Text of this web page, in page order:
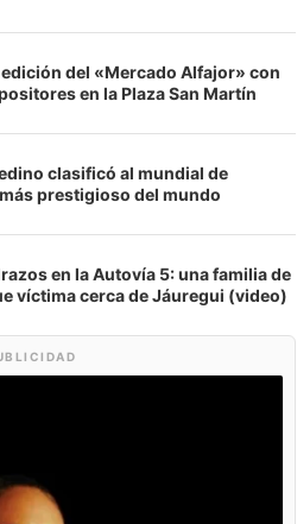
edición del «Mercado Alfajor» con
en la Plaza San Martín
clasificó al mundial de
prestigioso del mundo
en la Autovía 5: una familia de
víctima cerca de Jáuregui (video)